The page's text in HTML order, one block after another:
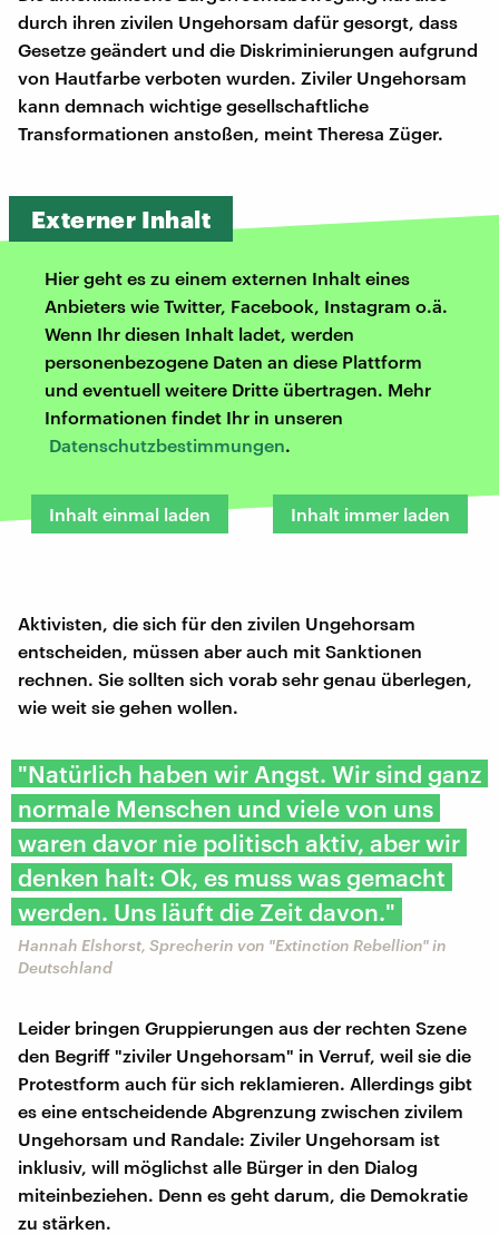
durch ihren zivilen Ungehorsam dafür gesorgt, dass
Gesetze geändert und die Diskriminierungen aufgrund
von Hautfarbe verboten wurden. Ziviler Ungehorsam
kann demnach wichtige gesellschaftliche
Transformationen anstoßen, meint Theresa Züger.
Externer Inhalt
Hier geht es zu einem externen Inhalt eines
Anbieters wie Twitter, Facebook, Instagram o.ä.
Wenn Ihr diesen Inhalt ladet, werden
personenbezogene Daten an diese Plattform
und eventuell weitere Dritte übertragen. Mehr
Informationen findet Ihr in unseren
Datenschutzbestimmungen.
Inhalt einmal laden Inhalt immer laden
Aktivisten, die sich für den zivilen Ungehorsam
entscheiden, müssen aber auch mit Sanktionen
rechnen. Sie sollten sich vorab sehr genau überlegen,
wie weit sie gehen wollen.
"Natürlich haben wir Angst. Wir sind ganz
normale Menschen und viele von uns
waren davor nie politisch aktiv, aber wir
denken halt: Ok, es muss was gemacht
werden. Uns läuft die Zeit davon."
Hannah Elshorst, Sprecherin von "Extinction Rebellion" in
Deutschland
Leider bringen Gruppierungen aus der rechten Szene
den Begriff "ziviler Ungehorsam" in Verruf, weil sie die
Protestform auch für sich reklamieren. Allerdings gibt
es eine entscheidende Abgrenzung zwischen zivilem
Ungehorsam und Randale: Ziviler Ungehorsam ist
inklusiv, will möglichst alle Bürger in den Dialog
miteinbeziehen. Denn es geht darum, die Demokratie
zu stärken.